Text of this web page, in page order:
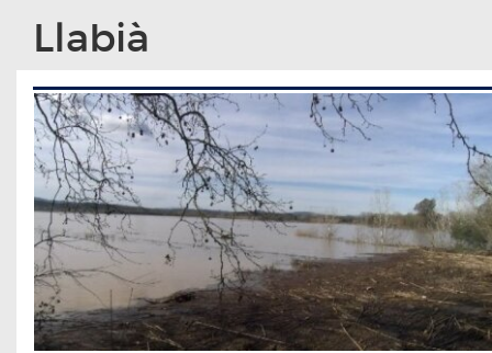
Llabià